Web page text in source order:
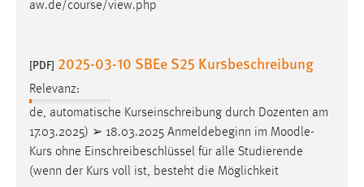
aw.de/course/view.php
[PDF] 2025-03-10 SBEe S25 Kursbeschreibung
Relevanz:
de, automatische Kurseinschreibung durch Dozenten am
17.03.2025) ➢ 18.03.2025 Anmeldebeginn im Moodle-
Kurs ohne Einschreibeschlüssel für alle Studierende
(wenn der Kurs voll ist, besteht die Möglichkeit
Für performante Seitenauslieferung wird in diesem Cookie
Sprachpräferenz
site-language-preference
Zweck:
Das Cookie speichert die gewählte Sprache der Website.